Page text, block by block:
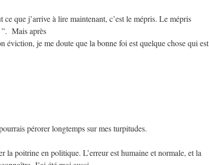
que j’arrive à lire maintenant, c’est le mépris. Le mépris
”. Mais après
éviction, je me doute que la bonne foi est quelque chose qui est
pérorer longtemps sur mes turpitudes.
la poitrine en politique. L’erreur est humaine et normale, et la